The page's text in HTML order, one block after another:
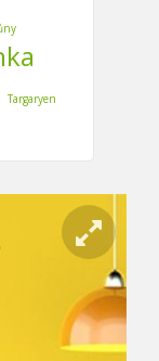
Targaryen